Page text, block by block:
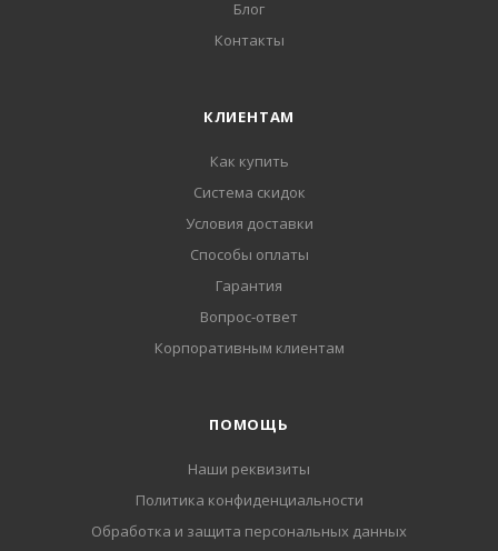
Блог
Контакты
КЛИЕНТАМ
Как купить
Система скидок
Условия доставки
Способы оплаты
Гарантия
Вопрос-ответ
Корпоративным клиентам
ПОМОЩЬ
Наши реквизиты
Политика конфиденциальности
Обработка и защита персональных данных